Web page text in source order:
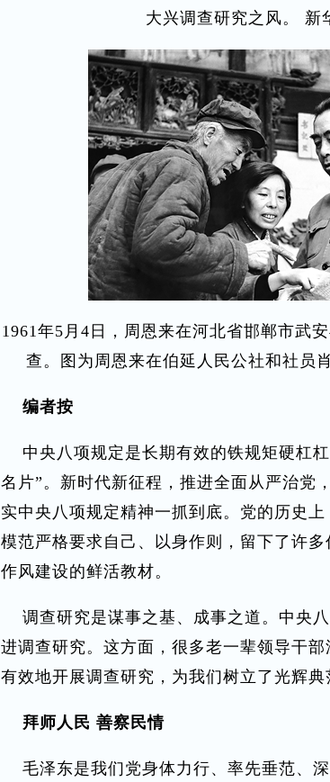
大兴调查研究之风。 新
1961年5月4日，周恩来在河北省邯郸市武
查。图为周恩来在伯延人民公社和社员
编者按
中央八项规定是长期有效的铁规矩硬杠
名片”。新时代新征程，推进全面从严治党
实中央八项规定精神一抓到底。党的历史
模范严格要求自己、以身作则，留下了许
作风建设的鲜活教材。
调查研究是谋事之基、成事之道。中央
进调查研究。这方面，很多老一辈领导干
有效地开展调查研究，为我们树立了光辉典
拜师人民 善察民情
毛泽东是我们党身体力行、率先垂范、